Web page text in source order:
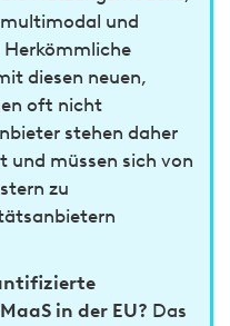
und
diesen neuen,
oft nicht
stehen daher
und müssen sich von
zu
in der EU? Das